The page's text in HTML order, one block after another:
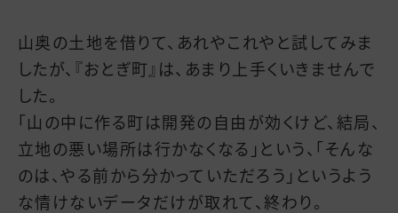
山奥の土地を借りて、あれやこれやと試してみま
したが、『おとぎ町』は、あまり上手くいきませんで
した。
「山の中に作る町は開発の自由が効くけど、結局、
立地の悪い場所は行かなくなる」という、「そんな
のは、やる前から分かっていただろう」というよう
な情けないデータだけが取れて、終わり。